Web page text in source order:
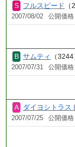
フルスピード
2007/08/02 公開価
サムティ （3244
2007/07/31 公開価
ダイヨシトラス
2007/07/25 公開価